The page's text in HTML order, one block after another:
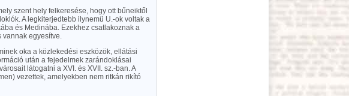
szent hely felkeresése, hogy ott bűneiktől
A legkiterjedtebb ilynemü U.-ok voltak a
és Medinába. Ezekhez csatlakoznak a
vannak egyesítve.
oka a közlekedési eszközök, ellátási
után a fejedelmek zarándoklásai
látogatni a XVI. és XVII. sz.-ban. A
vezettek, amelyekben nem ritkán rikító